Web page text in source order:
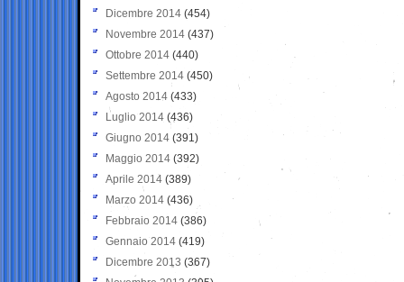
Dicembre 2014 (454)
Novembre 2014 (437)
Ottobre 2014 (440)
Settembre 2014 (450)
Agosto 2014 (433)
Luglio 2014 (436)
Giugno 2014 (391)
Maggio 2014 (392)
Aprile 2014 (389)
Marzo 2014 (436)
Febbraio 2014 (386)
Gennaio 2014 (419)
Dicembre 2013 (367)